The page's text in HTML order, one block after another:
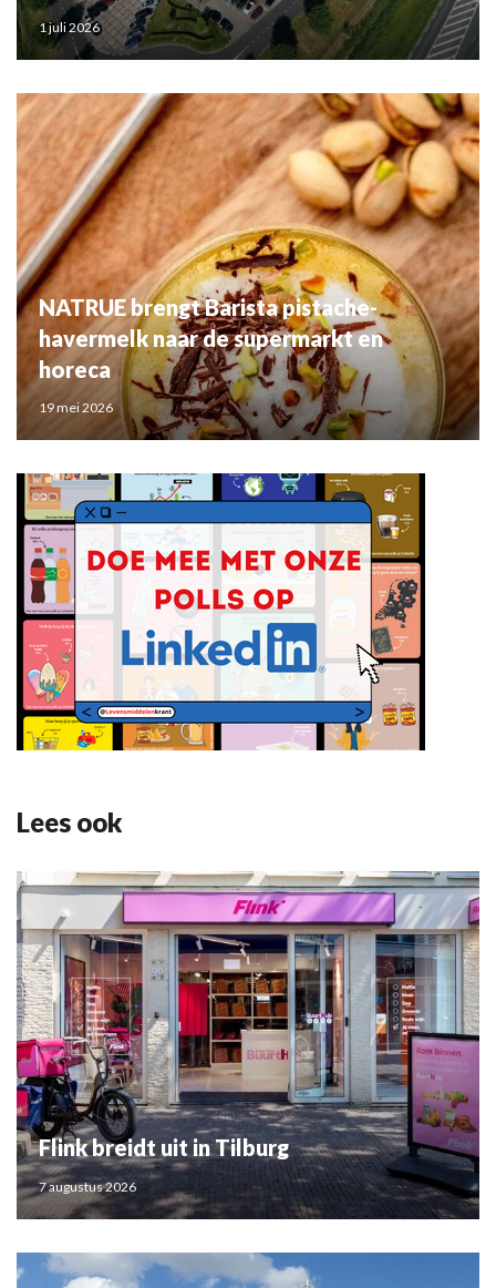
1 juli 2026
NATRUE brengt Barista pistache-
havermelk naar de supermarkt en
horeca
19 mei 2026
Lees ook
Flink breidt uit in Tilburg
7 augustus 2026